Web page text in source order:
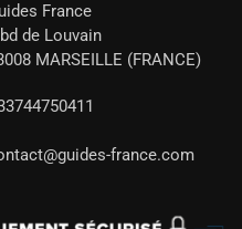
France
de Louvain
MARSEILLE (FRANCE)
france.com